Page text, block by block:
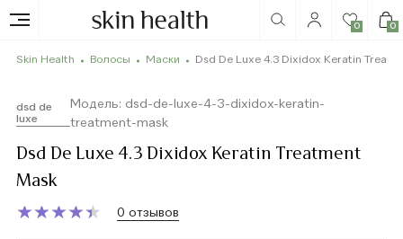
0 0
Skin Health Волосы Маски Dsd De Luxe 4.3 Dixidox Keratin
dsd de
luxe
Модель: dsd-de-luxe-4-3-dixidox-keratin-
treatment-mask
Dsd De Luxe 4.3 Dixidox Keratin Treatment
Mask
★
★★
★★
★★
★★
★ 0 отзывов